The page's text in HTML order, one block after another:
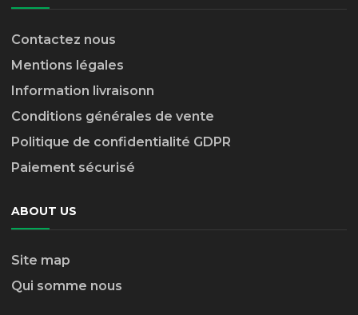
Contactez nous
Mentions légales
Information livraisonn
Conditions générales de vente
Politique de confidentialité GDPR
Paiement sécurisé
ABOUT US
Site map
Qui somme nous